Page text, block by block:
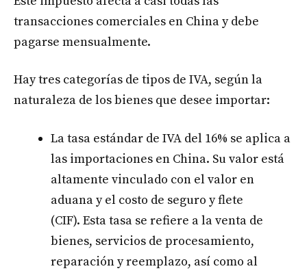
transacciones comerciales en China y debe
pagarse mensualmente.
Hay tres categorías de tipos de IVA, según la
naturaleza de los bienes que desee importar:
La tasa estándar de IVA del 16% se aplica a
las importaciones en China. Su valor está
altamente vinculado con el valor en
aduana y el costo de seguro y flete
(CIF). Esta tasa se refiere a la venta de
bienes, servicios de procesamiento,
reparación y reemplazo, así como al